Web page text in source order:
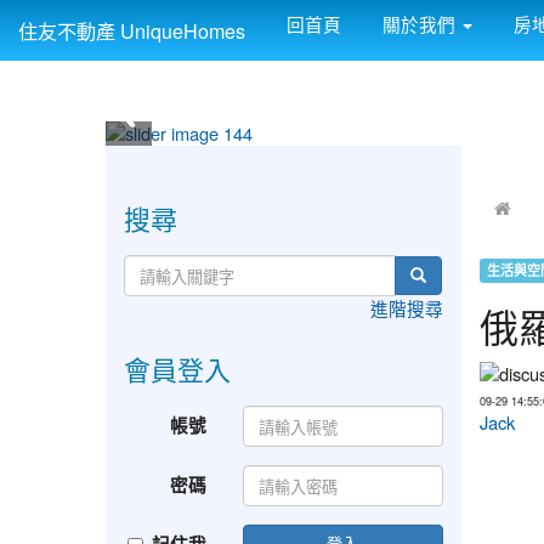
住友不動產 UniqueHomes 回首頁 關於我們 房
生活與空
俄
09-29
Jack
搜尋
進階搜尋
會員登入
帳號
密碼